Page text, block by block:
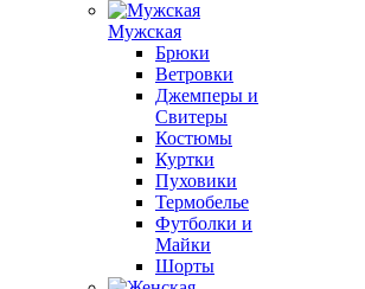
Мужская
Брюки
Ветровки
Джемперы и
Свитеры
Костюмы
Куртки
Пуховики
Термобелье
Футболки и
Майки
Шорты